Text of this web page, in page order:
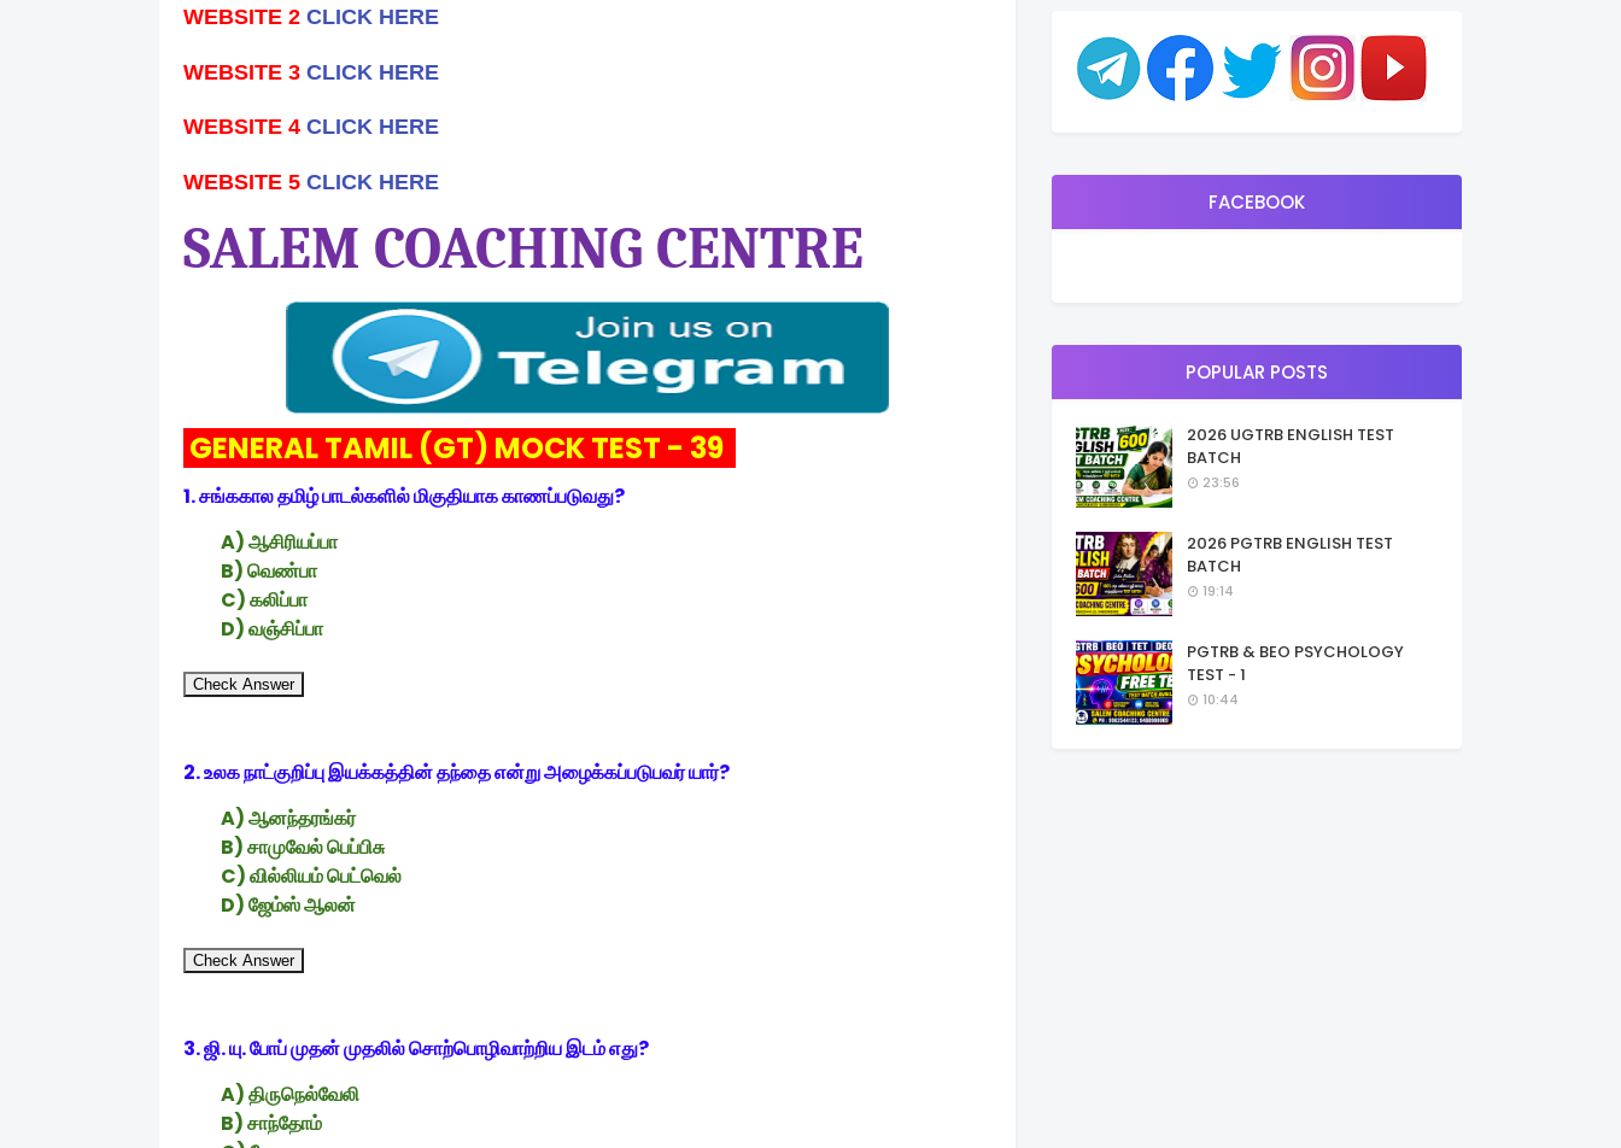
WEBSITE 2 CLICK HERE
WEBSITE 3 CLICK HERE
WEBSITE 4 CLICK HERE
WEBSITE 5 CLICK HERE
SALEM COACHING CENTRE
GENERAL TAMIL (GT) MOCK TEST - 39
1. சங்ககால தமிழ் பாடல்களில் மிகுதியாக காணப்படுவது?
A) ஆசிரியப்பா
B) வெண்பா
C) கலிப்பா
D) வஞ்சிப்பா
Check Answer
2. உலக நாட்குறிப்பு இயக்கத்தின் தந்தை என்று அழைக்கப்படுபவர் யார்?
A) ஆனந்தரங்கர்
B) சாமுவேல் பெப்பிசு
C) வில்லியம் பெட்வெல்
D) ஜேம்ஸ் ஆலன்
Check Answer
3. ஜி. யு. போப் முதன் முதலில் சொற்பொழிவாற்றிய இடம் எது?
A) திருநெல்வேலி
B) சாந்தோம்
FACEBOOK
POPULAR POSTS
2026 UGTRB ENGLISH TEST
BATCH
23:56
2026 PGTRB ENGLISH TEST
BATCH
19:14
PGTRB & BEO PSYCHOLOGY
TEST - 1
10:44